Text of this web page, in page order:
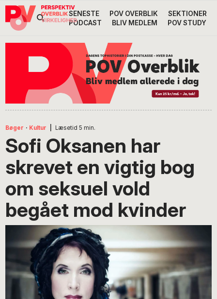
Gå
direkte
Skip
indhold
Gå
direkte
Header
SENESTE POV OVERBLIK
SEKTIONER
PODCAST
BLIV MEDLEM POV STUDY
Bøger · Kultur Læsetid 5 min.
Sofi Oksanen har
skrevet en vigtig bog
om seksuel vold
begået mod kvinder